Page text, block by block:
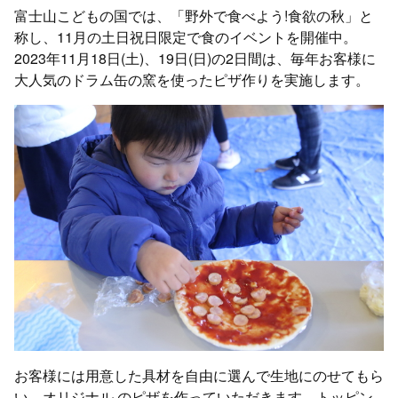
富士山こどもの国では、「野外で食べよう!食欲の秋」と
称し、11月の土日祝日限定で食のイベントを開催中。
2023年11月18日(土)、19日(日)の2日間は、毎年お客様に
大人気のドラム缶の窯を使ったピザ作りを実施します。
お客様には用意した具材を自由に選んで生地にのせてもら